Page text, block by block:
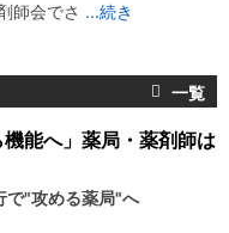
師会でさ ...続き
能へ」薬局・薬剤師は
"攻める薬局"へ